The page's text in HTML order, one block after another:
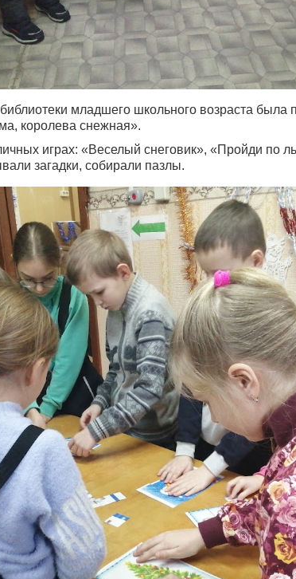
младшего школьного возраста была
королева снежная».
играх: «Веселый снеговик», «Пройди по
загадки, собирали пазлы.